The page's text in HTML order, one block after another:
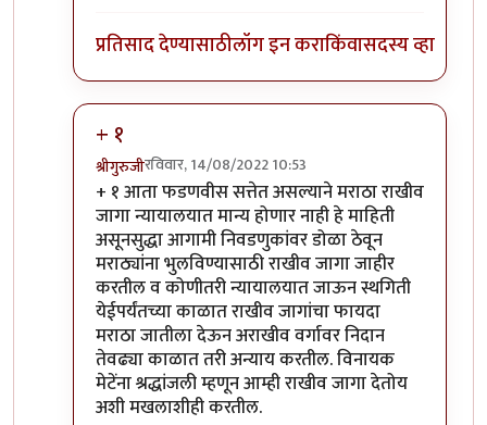
प्रतिसाद देण्यासाठीलॉग इन कराकिंवासदस्य व्हा
+ १
श्रीगुरुजीरविवार, 14/08/2022 10:53
In reply toविनायक मेटेbyक्लिंटन
+ १ आता फडणवीस सत्तेत असल्याने मराठा राखीव
जागा न्यायालयात मान्य होणार नाही हे माहिती
असूनसुद्धा आगामी निवडणुकांवर डोळा ठेवून
मराठ्यांना भुलविण्यासाठी राखीव जागा जाहीर
करतील व कोणीतरी न्यायालयात जाऊन स्थगिती
येईपर्यंतच्या काळात राखीव जागांचा फायदा
मराठा जातीला देऊन अराखीव वर्गावर निदान
तेवढ्या काळात तरी अन्याय करतील. विनायक
मेटेंना श्रद्धांजली म्हणून आम्ही राखीव जागा देतोय
अशी मखलाशीही करतील.